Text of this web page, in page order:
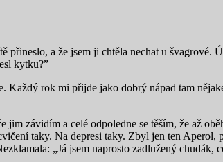
a že jsem ji chtěla nechat u švagrové.
kytku?”
rok mi přijde jako dobrý nápad tam
závidím a celé odpoledne se těším, že až
taky. Na depresi taky. Zbyl jen ten
„Já jsem naprosto zadlužený chudák,